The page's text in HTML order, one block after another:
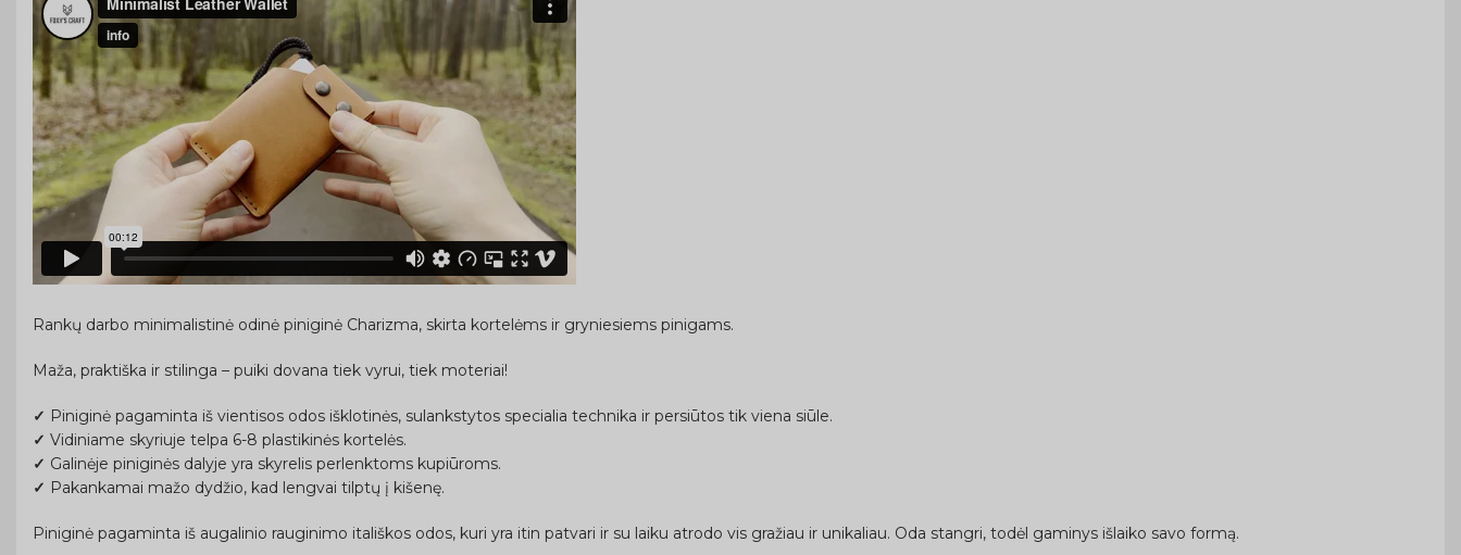
Rankų darbo minimalistinė odinė piniginė Charizma, skirta kortelėms ir gryniesiems pinigams.
Maža, praktiška ir stilinga – puiki dovana tiek vyrui, tiek moteriai!
✓ Piniginė pagaminta iš vientisos odos išklotinės, sulankstytos specialia technika ir persiūtos tik viena siūle.
✓ Vidiniame skyriuje telpa 6-8 plastikinės kortelės.
✓ Galinėje piniginės dalyje yra skyrelis perlenktoms kupiūroms.
✓ Pakankamai mažo dydžio, kad lengvai tilptų į kišenę.
Piniginė pagaminta iš augalinio rauginimo itališkos odos, kuri yra itin patvari ir su laiku atrodo vis gražiau ir unikaliau. Oda stangri, todėl gaminys išlaiko savo formą.